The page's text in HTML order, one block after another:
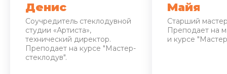
Денис
Соучредитель стеклодувной
студии «Артиста»,
технический директор.
Преподает на курсе "Мастер-
стеклодув".
Майя
Старший
Преподает на
и курсе